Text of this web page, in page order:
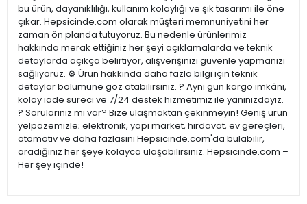
bu ürün, dayanıklılığı, kullanım kolaylığı ve şık tasarımı ile öne
çıkar. Hepsicinde.com olarak müşteri memnuniyetini her
zaman ön planda tutuyoruz. Bu nedenle ürünlerimiz
hakkında merak ettiğiniz her şeyi açıklamalarda ve teknik
detaylarda açıkça belirtiyor, alışverişinizi güvenle yapmanızı
sağlıyoruz. ⚙️ Ürün hakkında daha fazla bilgi için teknik
detaylar bölümüne göz atabilirsiniz. ? Aynı gün kargo imkânı,
kolay iade süreci ve 7/24 destek hizmetimiz ile yanınızdayız.
? Sorularınız mı var? Bize ulaşmaktan çekinmeyin! Geniş ürün
yelpazemizle; elektronik, yapı market, hırdavat, ev gereçleri,
otomotiv ve daha fazlasını Hepsicinde.com'da bulabilir,
aradığınız her şeye kolayca ulaşabilirsiniz. Hepsicinde.com –
Her şey içinde!